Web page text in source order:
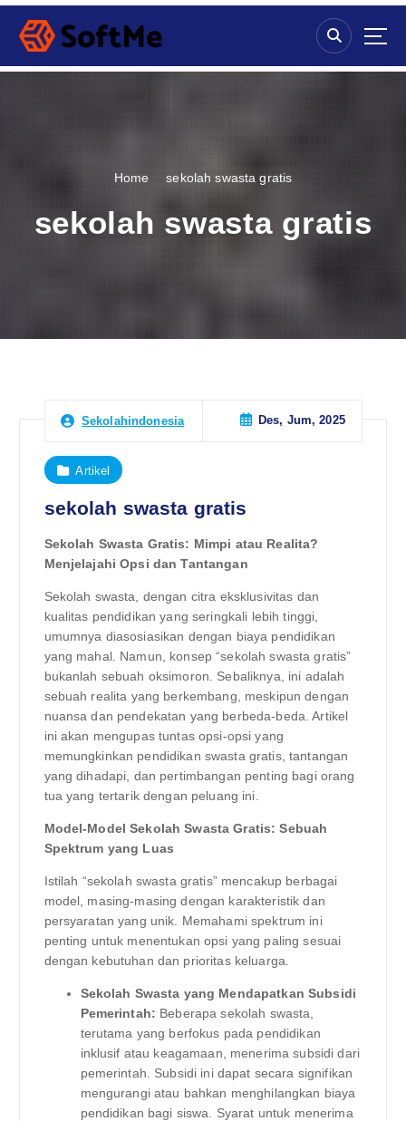
S
p
Home sekolah swasta gratis
sekolah swasta gratis
Sekolahindonesia Des, Jum, 2025
Artikel
sekolah swasta gratis
Sekolah Swasta Gratis: Mimpi atau Realita?
Menjelajahi Opsi dan Tantangan
Sekolah swasta, dengan citra eksklusivitas dan
kualitas pendidikan yang seringkali lebih tinggi,
umumnya diasosiasikan dengan biaya pendidikan
yang mahal. Namun, konsep “sekolah swasta gratis”
bukanlah sebuah oksimoron. Sebaliknya, ini adalah
sebuah realita yang berkembang, meskipun dengan
nuansa dan pendekatan yang berbeda-beda. Artikel
ini akan mengupas tuntas opsi-opsi yang
memungkinkan pendidikan swasta gratis, tantangan
yang dihadapi, dan pertimbangan penting bagi orang
tua yang tertarik dengan peluang ini.
Model-Model Sekolah Swasta Gratis: Sebuah
Spektrum yang Luas
Istilah “sekolah swasta gratis” mencakup berbagai
model, masing-masing dengan karakteristik dan
persyaratan yang unik. Memahami spektrum ini
penting untuk menentukan opsi yang paling sesuai
dengan kebutuhan dan prioritas keluarga.
Sekolah Swasta yang Mendapatkan Subsidi
Pemerintah: Beberapa sekolah swasta,
terutama yang berfokus pada pendidikan
inklusif atau keagamaan, menerima subsidi dari
pemerintah. Subsidi ini dapat secara signifikan
mengurangi atau bahkan menghilangkan biaya
pendidikan bagi siswa. Syarat untuk menerima